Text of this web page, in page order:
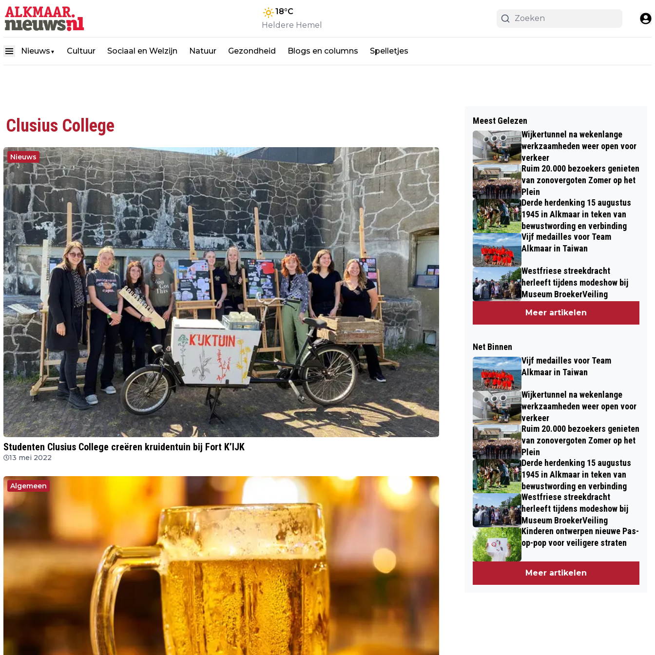
18°C
Heldere Hemel
Nieuws ▼ Cultuur Sociaal en Welzijn Natuur Gezondheid Blogs en columns Spelletjes
Clusius College
Nieuws
Studenten Clusius College creëren kruidentuin bij Fort K’IJK
13 mei 2022
Algemeen
Meest Gelezen
Wijkertunnel na wekenlange
werkzaamheden weer open voor
verkeer
Ruim 20.000 bezoekers genieten
van zonovergoten Zomer op het
Plein
Derde herdenking 15 augustus
1945 in Alkmaar in teken van
bewustwording en verbinding
Vijf medailles voor Team
Alkmaar in Taiwan
Westfriese streekdracht
herleeft tijdens modeshow bij
Museum BroekerVeiling
Meer artikelen
Net Binnen
Vijf medailles voor Team
Alkmaar in Taiwan
Wijkertunnel na wekenlange
werkzaamheden weer open voor
verkeer
Ruim 20.000 bezoekers genieten
van zonovergoten Zomer op het
Plein
Derde herdenking 15 augustus
1945 in Alkmaar in teken van
bewustwording en verbinding
Westfriese streekdracht
herleeft tijdens modeshow bij
Museum BroekerVeiling
Kinderen ontwerpen nieuwe Pas-
op-pop voor veiligere straten
Meer artikelen